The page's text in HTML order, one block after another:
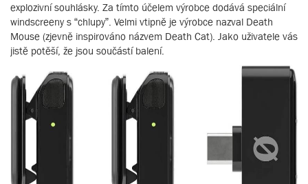
explozivní souhlásky. Za tímto účelem výrobce dodává speciální
windscreeny s “chlupy”. Velmi vtipně je výrobce nazval Death
Mouse (zjevně inspirováno názvem Death Cat). Jako uživatele vás
jistě potěší, že jsou součástí balení.